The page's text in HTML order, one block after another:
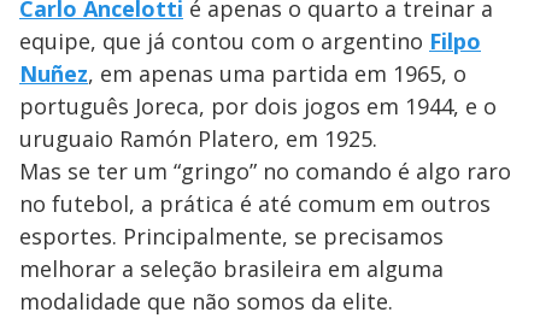
Carlo Ancelotti é apenas o quarto a treinar a
equipe, que já contou com o argentino Filpo
Nuñez, em apenas uma partida em 1965, o
português Joreca, por dois jogos em 1944, e o
uruguaio Ramón Platero, em 1925.
Mas se ter um “gringo” no comando é algo raro
no futebol, a prática é até comum em outros
esportes. Principalmente, se precisamos
melhorar a seleção brasileira em alguma
modalidade que não somos da elite.